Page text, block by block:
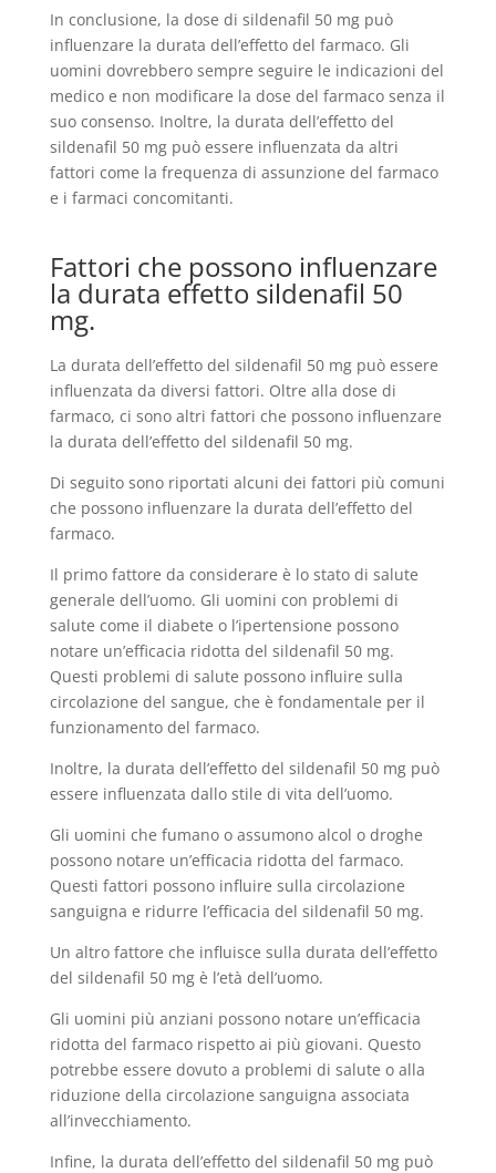
In conclusione, la dose di sildenafil 50 mg può
influenzare la durata dell’effetto del farmaco. Gli
uomini dovrebbero sempre seguire le indicazioni del
medico e non modificare la dose del farmaco senza il
suo consenso. Inoltre, la durata dell’effetto del
sildenafil 50 mg può essere influenzata da altri
fattori come la frequenza di assunzione del farmaco
e i farmaci concomitanti.
Fattori che possono influenzare
la durata effetto sildenafil 50
mg.
La durata dell’effetto del sildenafil 50 mg può essere
influenzata da diversi fattori. Oltre alla dose di
farmaco, ci sono altri fattori che possono influenzare
la durata dell’effetto del sildenafil 50 mg.
Di seguito sono riportati alcuni dei fattori più comuni
che possono influenzare la durata dell’effetto del
farmaco.
Il primo fattore da considerare è lo stato di salute
generale dell’uomo. Gli uomini con problemi di
salute come il diabete o l’ipertensione possono
notare un’efficacia ridotta del sildenafil 50 mg.
Questi problemi di salute possono influire sulla
circolazione del sangue, che è fondamentale per il
funzionamento del farmaco.
Inoltre, la durata dell’effetto del sildenafil 50 mg può
essere influenzata dallo stile di vita dell’uomo.
Gli uomini che fumano o assumono alcol o droghe
possono notare un’efficacia ridotta del farmaco.
Questi fattori possono influire sulla circolazione
sanguigna e ridurre l’efficacia del sildenafil 50 mg.
Un altro fattore che influisce sulla durata dell’effetto
del sildenafil 50 mg è l’età dell’uomo.
Gli uomini più anziani possono notare un’efficacia
ridotta del farmaco rispetto ai più giovani. Questo
potrebbe essere dovuto a problemi di salute o alla
riduzione della circolazione sanguigna associata
all’invecchiamento.
Infine, la durata dell’effetto del sildenafil 50 mg può